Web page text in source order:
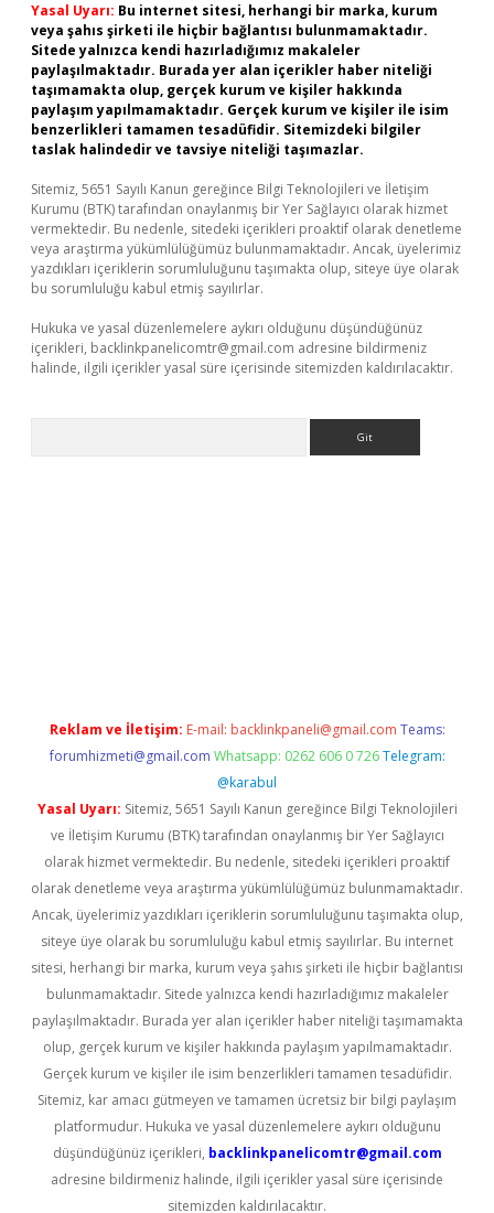
Yasal Uyarı: Bu internet sitesi, herhangi bir marka, kurum
veya şahıs şirketi ile hiçbir bağlantısı bulunmamaktadır.
Sitede yalnızca kendi hazırladığımız makaleler
paylaşılmaktadır. Burada yer alan içerikler haber niteliği
taşımamakta olup, gerçek kurum ve kişiler hakkında
paylaşım yapılmamaktadır. Gerçek kurum ve kişiler ile isim
benzerlikleri tamamen tesadüfidir. Sitemizdeki bilgiler
taslak halindedir ve tavsiye niteliği taşımazlar.
Sitemiz, 5651 Sayılı Kanun gereğince Bilgi Teknolojileri ve İletişim
Kurumu (BTK) tarafından onaylanmış bir Yer Sağlayıcı olarak hizmet
vermektedir. Bu nedenle, sitedeki içerikleri proaktif olarak denetleme
veya araştırma yükümlülüğümüz bulunmamaktadır. Ancak, üyelerimiz
yazdıkları içeriklerin sorumluluğunu taşımakta olup, siteye üye olarak
bu sorumluluğu kabul etmiş sayılırlar.
Hukuka ve yasal düzenlemelere aykırı olduğunu düşündüğünüz
içerikleri, backlinkpanelicomtr@gmail.com adresine bildirmeniz
halinde, ilgili içerikler yasal süre içerisinde sitemizden kaldırılacaktır.
Reklam ve İletişim: E-mail: backlinkpaneli@gmail.com Teams:
forumhizmeti@gmail.com Whatsapp: 0262 606 0 726 Telegram:
@karabul
Yasal Uyarı: Sitemiz, 5651 Sayılı Kanun gereğince Bilgi Teknolojileri
ve İletişim Kurumu (BTK) tarafından onaylanmış bir Yer Sağlayıcı
olarak hizmet vermektedir. Bu nedenle, sitedeki içerikleri proaktif
olarak denetleme veya araştırma yükümlülüğümüz bulunmamaktadır.
Ancak, üyelerimiz yazdıkları içeriklerin sorumluluğunu taşımakta olup,
siteye üye olarak bu sorumluluğu kabul etmiş sayılırlar. Bu internet
sitesi, herhangi bir marka, kurum veya şahıs şirketi ile hiçbir bağlantısı
bulunmamaktadır. Sitede yalnızca kendi hazırladığımız makaleler
paylaşılmaktadır. Burada yer alan içerikler haber niteliği taşımamakta
olup, gerçek kurum ve kişiler hakkında paylaşım yapılmamaktadır.
Gerçek kurum ve kişiler ile isim benzerlikleri tamamen tesadüfidir.
Sitemiz, kar amacı gütmeyen ve tamamen ücretsiz bir bilgi paylaşım
platformudur. Hukuka ve yasal düzenlemelere aykırı olduğunu
düşündüğünüz içerikleri, backlinkpanelicomtr@gmail.com
adresine bildirmeniz halinde, ilgili içerikler yasal süre içerisinde
sitemizden kaldırılacaktır.